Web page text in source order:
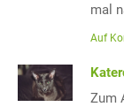
mal
Auf
Zum